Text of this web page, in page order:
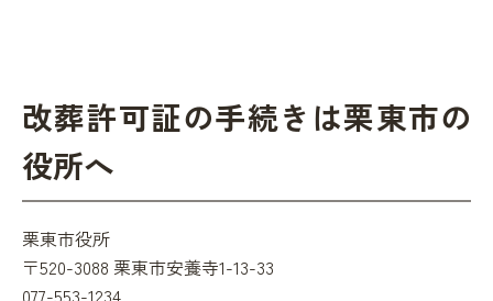
改葬許可証の手続きは栗東市の
役所へ
栗東市役所
〒520-3088 栗東市安養寺1-13-33
077-553-1234